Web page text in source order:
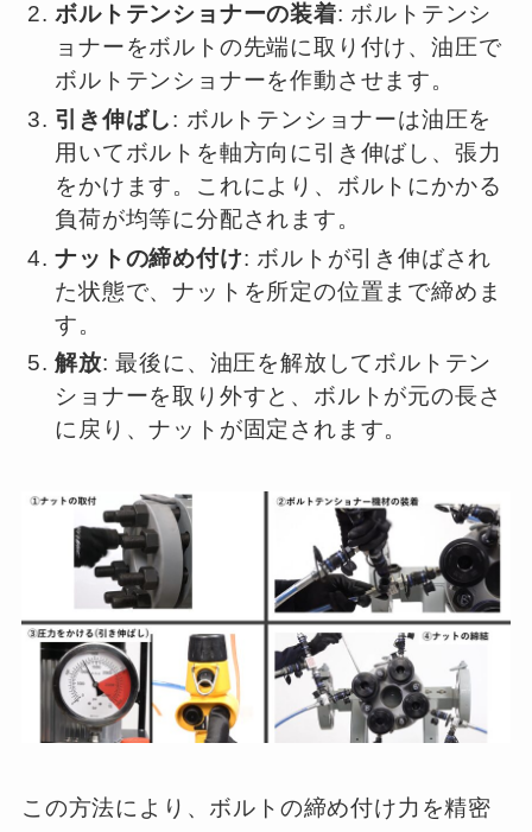
ボルトテンショナーの装着: ボルトテンシ
ョナーをボルトの先端に取り付け、油圧で
ボルトテンショナーを作動させます。
引き伸ばし: ボルトテンショナーは油圧を
用いてボルトを軸方向に引き伸ばし、張力
をかけます。これにより、ボルトにかかる
負荷が均等に分配されます。
ナットの締め付け: ボルトが引き伸ばされ
た状態で、ナットを所定の位置まで締めま
す。
解放: 最後に、油圧を解放してボルトテン
ショナーを取り外すと、ボルトが元の長さ
に戻り、ナットが固定されます。
この方法により、ボルトの締め付け力を精密